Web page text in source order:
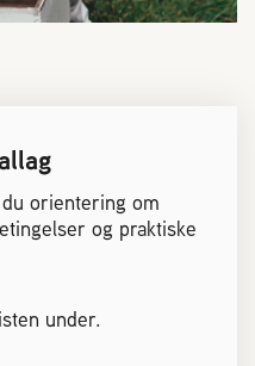
orientering om
og praktiske
under.